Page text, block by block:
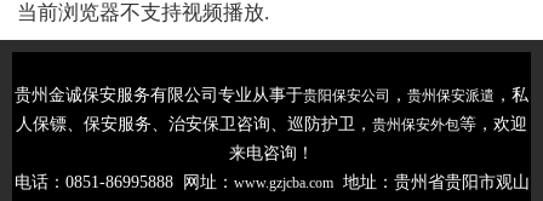
当前浏览器不支持视频播放.
贵州金诚保安服务有限公司专业从事于贵阳保安公司 ， 贵州保安派遣 ，私
人保镖、保安服务、治安保卫咨询、巡防护卫， 贵州保安外包等，欢迎
来电咨询！
电话：0851-86995888 网址： www.gzjcba.com地址：贵州省贵阳市观山